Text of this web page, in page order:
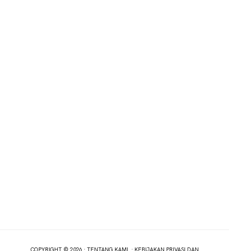
COPYRIGHT © 2026 · TENTANG KAMI · KEBIJAKAN PRIVASI DAN